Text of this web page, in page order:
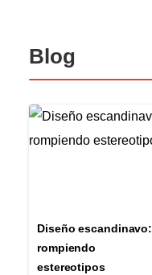
Blog
Diseño escandinavo:
rompiendo
estereotipos